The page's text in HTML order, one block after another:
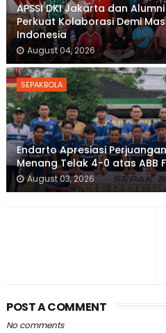
APSSI DKI Jakarta dan
Perkuat Kolaborasi Demi
Indonesia
August 04, 2026
SEPAKBOLA
Endarto Apresiasi
Menang Telak 4-0 atas ABB
August 03, 2026
POST A COMMENT
No comments